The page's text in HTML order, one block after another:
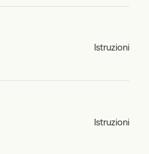
Istruzioni
Istruzioni